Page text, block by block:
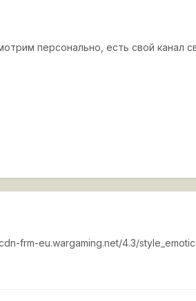
персонально, есть свой канал
frm-eu.wargaming.net/4.3/